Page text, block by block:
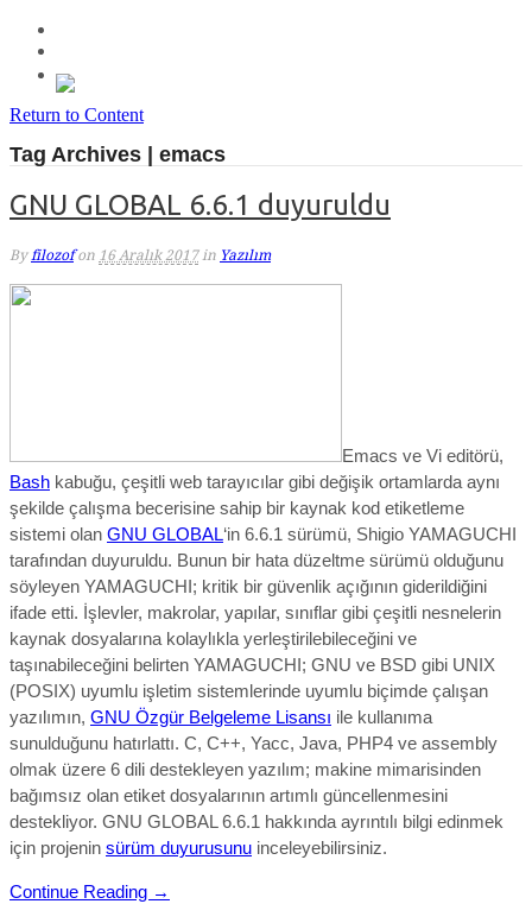
Return to Content
Tag Archives | emacs
GNU GLOBAL 6.6.1 duyuruldu
By filozof on 16 Aralık 2017 in Yazılım
Emacs ve Vi editörü,
Bash kabuğu, çeşitli web tarayıcılar gibi değişik ortamlarda aynı
şekilde çalışma becerisine sahip bir kaynak kod etiketleme
sistemi olan GNU GLOBAL‘in 6.6.1 sürümü, Shigio YAMAGUCHI
tarafından duyuruldu. Bunun bir hata düzeltme sürümü olduğunu
söyleyen YAMAGUCHI; kritik bir güvenlik açığının giderildiğini
ifade etti. İşlevler, makrolar, yapılar, sınıflar gibi çeşitli nesnelerin
kaynak dosyalarına kolaylıkla yerleştirilebileceğini ve
taşınabileceğini belirten YAMAGUCHI; GNU ve BSD gibi UNIX
(POSIX) uyumlu işletim sistemlerinde uyumlu biçimde çalışan
yazılımın, GNU Özgür Belgeleme Lisansı ile kullanıma
sunulduğunu hatırlattı. C, C++, Yacc, Java, PHP4 ve assembly
olmak üzere 6 dili destekleyen yazılım; makine mimarisinden
bağımsız olan etiket dosyalarının artımlı güncellenmesini
destekliyor. GNU GLOBAL 6.6.1 hakkında ayrıntılı bilgi edinmek
için projenin sürüm duyurusunu inceleyebilirsiniz.
Continue Reading →